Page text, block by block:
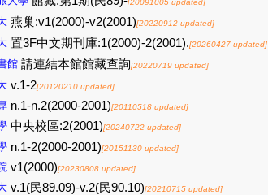
[20091005 updated]
燕巢:v1(2000)-v2(2001)[20220912 updated]
置3F中文期刊庫:1(2000)-2(2001).[20260427 updated]
館 請連結本館館藏查詢[20220719 updated]
v.1-2[20120210 updated]
n.1-n.2(2000-2001)[20110518 updated]
中央校區:2(2001)[20240722 updated]
n.1-2(2000-2001)[20151130 updated]
v1(2000)[20230808 updated]
v.1(民89.09)-v.2(民90.10)[20210715 updated]